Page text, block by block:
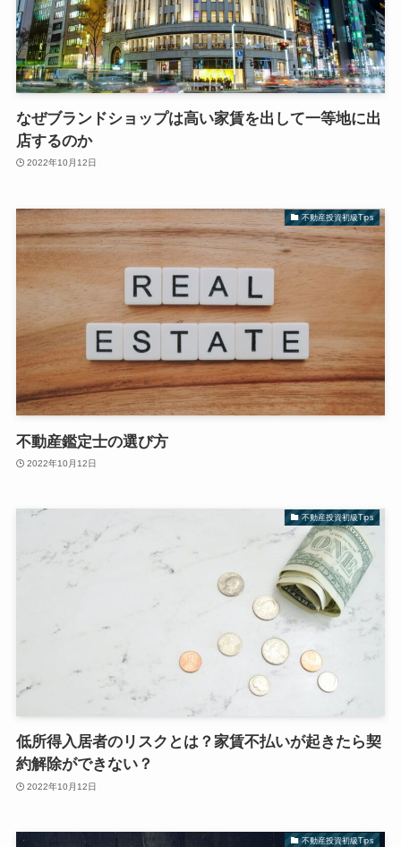
なぜブランドショップは高い家賃を出して一等地に出
店するのか
2022年10月12日
不動産投資初級Tips
不動産鑑定士の選び方
2022年10月12日
不動産投資初級Tips
低所得入居者のリスクとは？家賃不払いが起きたら契
約解除ができない？
2022年10月12日
不動産投資初級Tips